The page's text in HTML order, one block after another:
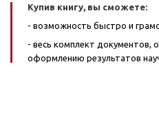
Купив книгу, вы сможете:
- возможность быстро и
- весь комплект документов,
оформлению результатов